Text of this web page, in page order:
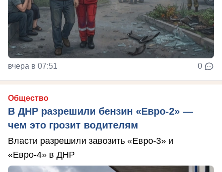
вчера в 07:51 0
Общество
В ДНР разрешили бензин «Евро-2» —
чем это грозит водителям
Власти разрешили завозить «Евро-3» и
«Евро-4» в ДНР